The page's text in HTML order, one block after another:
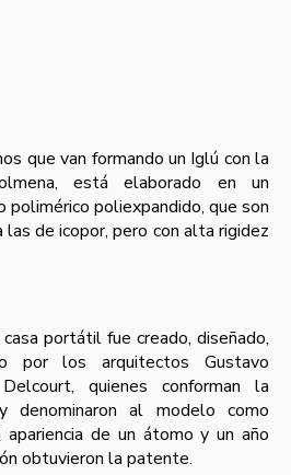
que van formando un Iglú con la
está elaborado en un
polimérico poliexpandido, que son
las de icopor, pero con alta rigidez
portátil fue creado, diseñado,
por los arquitectos Gustavo
quienes conforman la
denominaron al modelo como
de un átomo y un año
obtuvieron la patente.